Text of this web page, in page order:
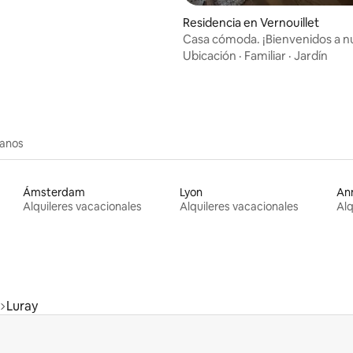
Residencia en Vernouillet
Casa cómoda. ¡Bienvenidos a
casa!
Ubicación · Familiar · Jardín
Ámsterdam
Alquileres vacacionales
Lyon
Alquileres vacacionales
Luray